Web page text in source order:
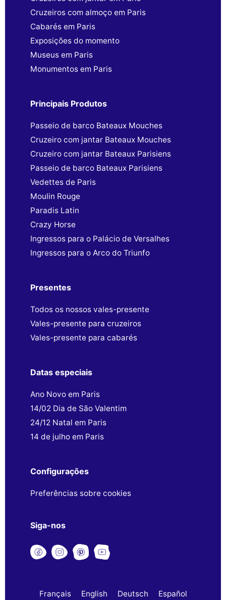
Cruzeiros com almoço em Paris
Cabarés em Paris
Exposições do momento
Museus em Paris
Monumentos em Paris
Principais Produtos
Passeio de barco Bateaux Mouches
Cruzeiro com jantar Bateaux Mouches
Cruzeiro com jantar Bateaux Parisiens
Passeio de barco Bateaux Parisiens
Vedettes de Paris
Moulin Rouge
Paradis Latin
Crazy Horse
Ingressos para o Palácio de Versalhes
Ingressos para o Arco do Triunfo
Presentes
Todos os nossos vales-presente
Vales-presente para cruzeiros
Vales-presente para cabarés
Datas especiais
Ano Novo em Paris
14/02 Dia de São Valentim
24/12 Natal em Paris
14 de julho em Paris
Configurações
Preferências sobre cookies
Siga-nos
Français English Deutsch Español